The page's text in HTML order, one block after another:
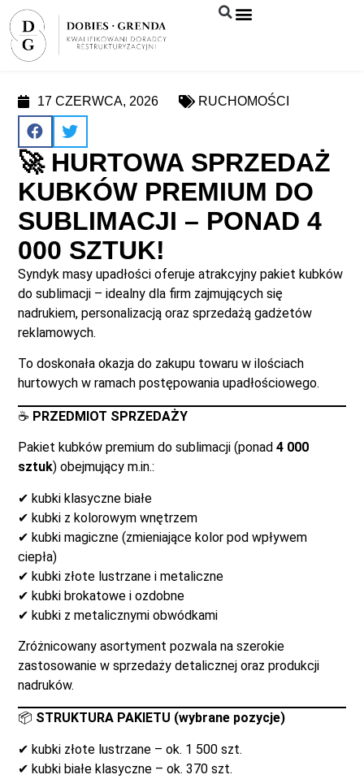
17 CZERWCA, 2026 RUCHOMOŚCI
🚀 HURTOWA SPRZEDAŻ
KUBKÓW PREMIUM DO
SUBLIMACJI – PONAD 4
000 SZTUK!
Syndyk masy upadłości oferuje atrakcyjny pakiet kubków
do sublimacji – idealny dla firm zajmujących się
nadrukiem, personalizacją oraz sprzedażą gadżetów
reklamowych.
To doskonała okazja do zakupu towaru w ilościach
hurtowych w ramach postępowania upadłościowego.
☕ PRZEDMIOT SPRZEDAŻY
Pakiet kubków premium do sublimacji (ponad4 000
sztuk) obejmujący m.in.:
✔ kubki klasyczne białe
✔ kubki z kolorowym wnętrzem
✔ kubki magiczne (zmieniające kolor pod wpływem
ciepła)
✔ kubki złote lustrzane i metaliczne
✔ kubki brokatowe i ozdobne
✔ kubki z metalicznymi obwódkami
Zróżnicowany asortyment pozwala na szerokie
zastosowanie w sprzedaży detalicznej oraz produkcji
nadruków.
📦 STRUKTURA PAKIETU (wybrane pozycje)
✔ kubki złote lustrzane – ok. 1 500 szt.
✔ kubki białe klasyczne – ok. 370 szt.